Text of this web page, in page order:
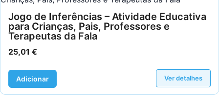
Jogo de Inferências – Atividade Educativa
para Crianças, Pais, Professores e
Terapeutas da Fala
25,01 €
Adicionar Ver detalhes